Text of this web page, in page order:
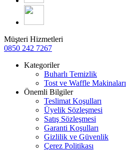
Müşteri Hizmetleri
0850 242 7267
Kategoriler
Buharlı Temizlik
Tost ve Waffle Makinaları
Önemli Bilgiler
Teslimat Koşulları
Üyelik Sözleşmesi
Satış Sözleşmesi
Garanti Koşulları
Gizlilik ve Güvenlik
Çerez Politikası